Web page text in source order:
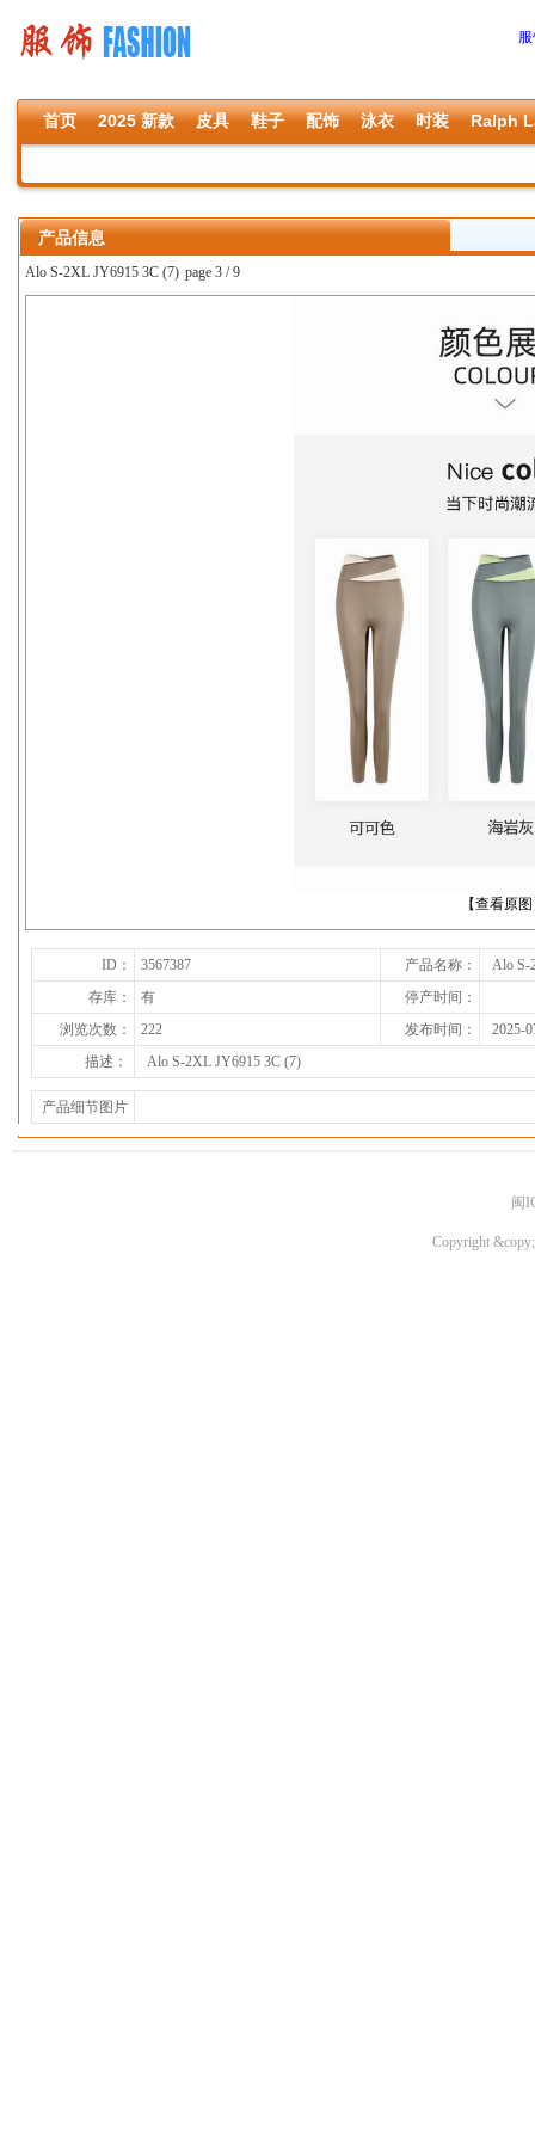
首页 2025 新款 皮具 鞋子 配饰 泳衣 时装 Ralph
产品信息
Alo S-2XL JY6915 3C (7) page 3 / 9
【查看原
ID： 3567387 产品名称：
Alo S-
存库：
有
停产时间：
浏览次数：
222 发布时间：
2025-
描述：
Alo S-2XL JY6915 3C (7)
产品细节图片
闽
Copyright